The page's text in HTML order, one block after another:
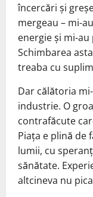
încercări și
mergeau – mi-
energie și mi-
Schimbarea
treaba cu
Dar călătoria
industrie. O
contrafăcute
Piața e plină de
lumii, cu
sănătate.
altcineva nu